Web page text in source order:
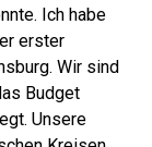
Ich habe
erster
Wir sind
Budget
Unsere